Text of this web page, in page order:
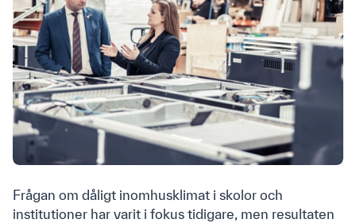
Frågan om dåligt inomhusklimat i skolor och
institutioner har varit i fokus tidigare, men resultaten